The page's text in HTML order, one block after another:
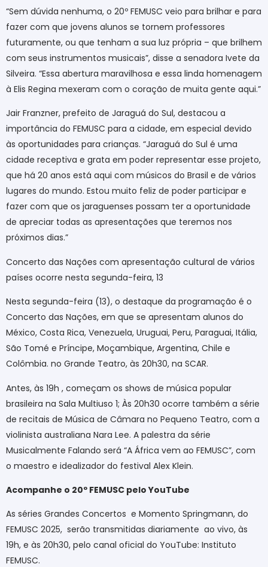
“Sem dúvida nenhuma, o 20º FEMUSC veio para brilhar e para
fazer com que jovens alunos se tornem professores
futuramente, ou que tenham a sua luz própria – que brilhem
com seus instrumentos musicais”, disse a senadora Ivete da
Silveira. “Essa abertura maravilhosa e essa linda homenagem
à Elis Regina mexeram com o coração de muita gente aqui.”
Jair Franzner, prefeito de Jaraguá do Sul, destacou a
importância do FEMUSC para a cidade, em especial devido
às oportunidades para crianças. “Jaraguá do Sul é uma
cidade receptiva e grata em poder representar esse projeto,
que há 20 anos está aqui com músicos do Brasil e de vários
lugares do mundo. Estou muito feliz de poder participar e
fazer com que os jaraguenses possam ter a oportunidade
de apreciar todas as apresentações que teremos nos
próximos dias.”
Concerto das Nações com apresentação cultural de vários
países ocorre nesta segunda-feira, 13
Nesta segunda-feira (13), o destaque da programação é o
Concerto das Nações, em que se apresentam alunos do
México, Costa Rica, Venezuela, Uruguai, Peru, Paraguai, Itália,
São Tomé e Príncipe, Moçambique, Argentina, Chile e
Colômbia. no Grande Teatro, às 20h30, na SCAR.
Antes, às 19h , começam os shows de música popular
brasileira na Sala Multiuso 1; Às 20h30 ocorre também a série
de recitais de Música de Câmara no Pequeno Teatro, com a
violinista australiana Nara Lee. A palestra da série
Musicalmente Falando será “A África vem ao FEMUSC”, com
o maestro e idealizador do festival Alex Klein.
Acompanhe o 20º FEMUSC pelo YouTube
As séries Grandes Concertos e Momento Springmann, do
FEMUSC 2025, serão transmitidas diariamente ao vivo, às
19h, e às 20h30, pelo canal oficial do YouTube: Instituto
FEMUSC.